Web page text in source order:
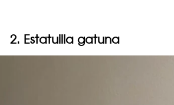
2. Estatuilla gatuna